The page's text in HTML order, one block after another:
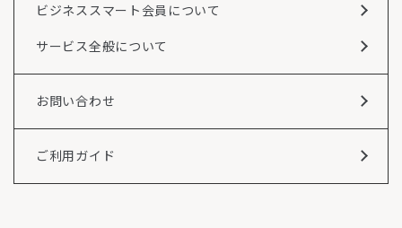
ビジネススマート会員について
サービス全般について
お問い合わせ
ご利用ガイド